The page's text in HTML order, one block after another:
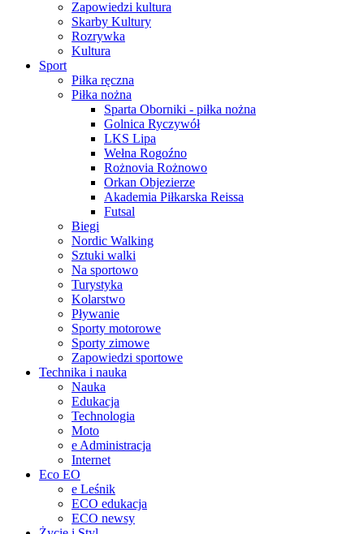
Zapowiedzi kultura
Skarby Kultury
Rozrywka
Kultura
Sport
Piłka ręczna
Piłka nożna
Sparta Oborniki - piłka nożna
Golnica Ryczywół
LKS Lipa
Wełna Rogoźno
Rożnovia Rożnowo
Orkan Objezierze
Akademia Piłkarska Reissa
Futsal
Biegi
Nordic Walking
Sztuki walki
Na sportowo
Turystyka
Kolarstwo
Pływanie
Sporty motorowe
Sporty zimowe
Zapowiedzi sportowe
Technika i nauka
Nauka
Edukacja
Technologia
Moto
e Administracja
Internet
Eco EO
e Leśnik
ECO edukacja
ECO newsy